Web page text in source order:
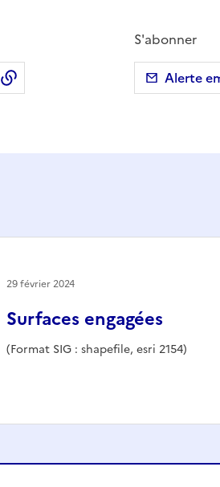
Twitter)
LinkedInpar email
Copier dans le presse-papier
S'abonner
Alerte
Surfaces engagées
(Format SIG : shapefile, esri 2154)
29 février 2024